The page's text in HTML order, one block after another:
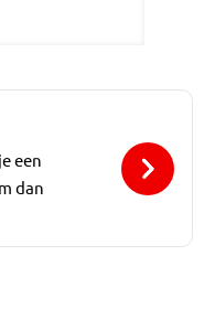
een
dan